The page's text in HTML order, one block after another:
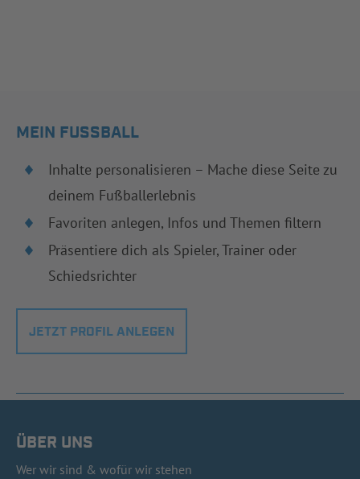
MEIN FUSSBALL
Inhalte personalisieren – Mache diese Seite zu
deinem Fußballerlebnis
Favoriten anlegen, Infos und Themen filtern
Präsentiere dich als Spieler, Trainer oder
Schiedsrichter
JETZT PROFIL ANLEGEN
ÜBER UNS
Wer wir sind & wofür wir stehen